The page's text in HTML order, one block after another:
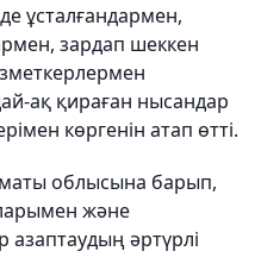
ұсталғандармен,
зардап шеккен
ақ қираған нысандар
көргенін атап өтті.
облысына барып,
және
азаптаудың әртүрлі